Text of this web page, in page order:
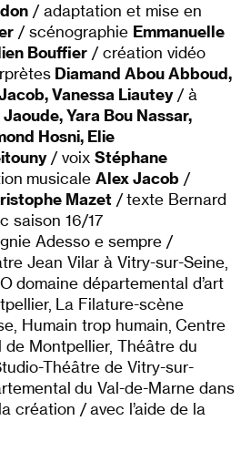
/ adaptation et mise en
/ scénographie Emmanuelle
Bouffier / création vidéo
Diamand Abou Abboud,
Vanessa Liautey/ à
Yara Bou Nassar,
Hosni, Elie
/ voix Stéphane
musicale Alex Jacob /
Mazet / texte Bernard
saison 16/17
Adesso e sempre /
Jean Vilar à Vitry-sur-Seine,
domaine départemental d’art
La Filature-scène
Humain trop humain, Centre
Montpellier, Théâtre du
Théâtre de Vitry-sur-
du Val-de-Marne dans
création / avec l’aide de la